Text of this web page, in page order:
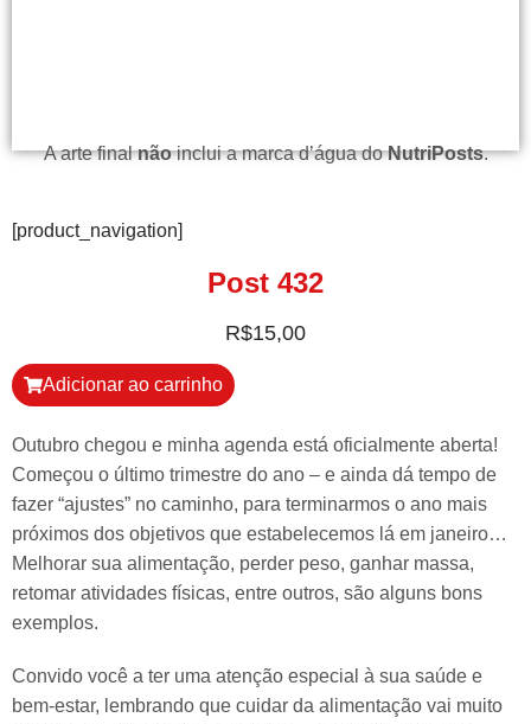
A arte finalnãoinclui a marca d’água doNutriPosts.
[product_navigation]
Post 432
R$15,00
Adicionar ao carrinho
Outubro chegou e minha agenda está oficialmente aberta!
Começou o último trimestre do ano – e ainda dá tempo de
fazer “ajustes” no caminho, para terminarmos o ano mais
próximos dos objetivos que estabelecemos lá em janeiro…
Melhorar sua alimentação, perder peso, ganhar massa,
retomar atividades físicas, entre outros, são alguns bons
exemplos.
Convido você a ter uma atenção especial à sua saúde e
bem-estar, lembrando que cuidar da alimentação vai muito